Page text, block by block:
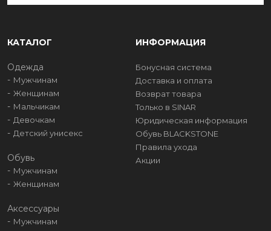
КАТАЛОГ
Одежда
Мужчинам
Женщинам
Мальчикам
Девочкам
Детский унисекс
Обувь
Мужчинам
Женщинам
Аксессуары
Мужчинам
ИНФОРМАЦИЯ
Бонусная система
Доставка и оплата
Возврат товара
Только в SINAR
Юридическая информация
Обувь BLACKSTONE
Правила ухода
Акции